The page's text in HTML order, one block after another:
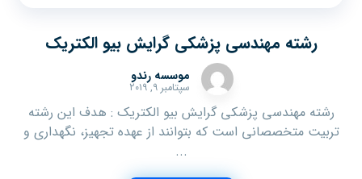
رشته مهندسی پزشکی گرایش بیو الکتریک
موسسه رندو
سپتامبر ۹, ۲۰۱۹
رشته مهندسی پزشکی گرایش بیو الکتریک : هدف‌ این‌ رشته‌
تربیت‌ متخصصانی‌ است‌ که‌ بتوانند از عهده‌ تجهیز، نگهداری‌ و
...